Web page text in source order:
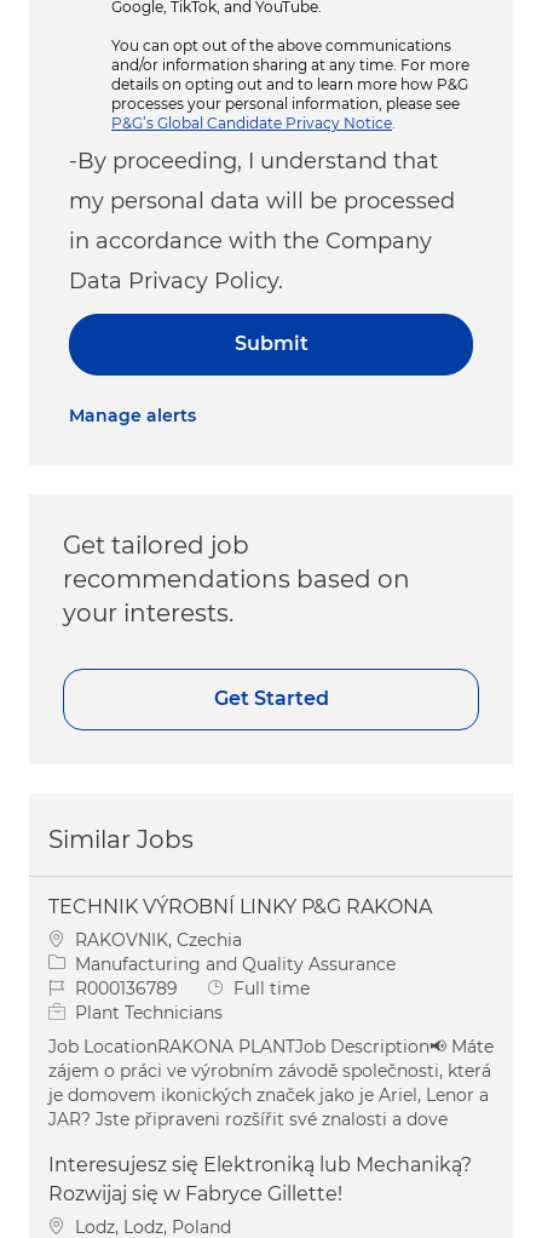
Google, TikTok, and YouTube.
You can opt out of the above communications
and/or information sharing at any time. For more
details on opting out and to learn more how P&G
processes your personal information, please see
P&G’s Global Candidate Privacy Notice
-By proceeding, I understand that
my personal data will be processed
in accordance with the Company
Data Privacy Policy.
Submit
Manage alerts
Get tailored job
recommendations based on
your interests.
Get Started
Similar Jobs
TECHNIK VÝROBNÍ LINKY P&G RAKONA
Location
RAKOVNIK, Czechia
Category
Manufacturing and Quality Assurance
Job IdR000136789 Job Type
Full time
Plant Technicians
Job LocationRAKONA PLANTJob Description📢 Máte
zájem o práci ve výrobním závodě společnosti, která
je domovem ikonických značek jako je Ariel, Lenor a
JAR? Jste připraveni rozšířit své znalosti a dove
Interesujesz się Elektroniką lub Mechaniką?
Rozwijaj się w Fabryce Gillette!
Location
Lodz, Lodz, Poland